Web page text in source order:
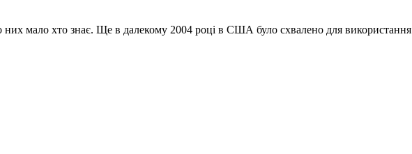
мало хто знає. Ще в далекому 2004 році в США було схвалено для використання